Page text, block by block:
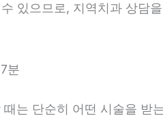
있으므로, 지역치과 상
분
는 단순히 어떤 시술을 받